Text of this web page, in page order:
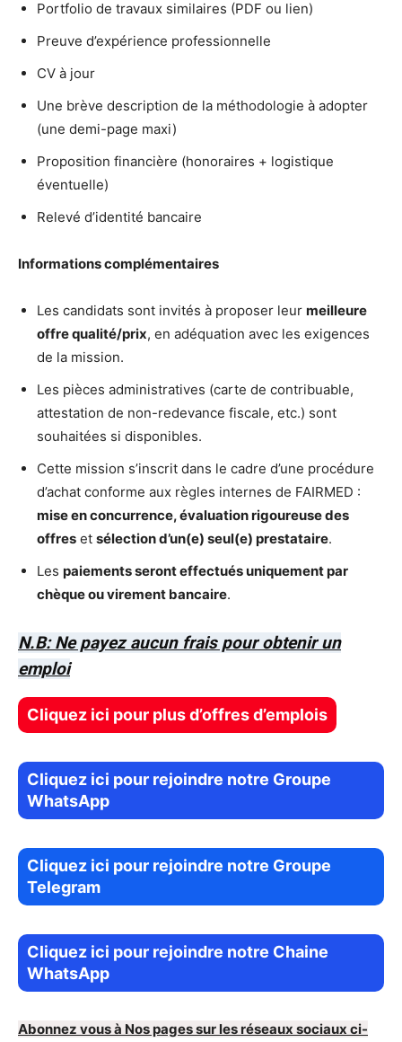
Portfolio de travaux similaires (PDF ou lien)
Preuve d’expérience professionnelle
CV à jour
Une brève description de la méthodologie à adopter
(une demi-page maxi)
Proposition financière (honoraires + logistique
éventuelle)
Relevé d’identité bancaire
Informations complémentaires
Les candidats sont invités à proposer leur meilleure
offre qualité/prix, en adéquation avec les exigences
de la mission.
Les pièces administratives (carte de contribuable,
attestation de non-redevance fiscale, etc.) sont
souhaitées si disponibles.
Cette mission s’inscrit dans le cadre d’une procédure
d’achat conforme aux règles internes de FAIRMED :
mise en concurrence, évaluation rigoureuse des
offres et sélection d’un(e) seul(e) prestataire.
Les paiements seront effectués uniquement par
chèque ou virement bancaire.
N.B: Ne payez aucun frais pour obtenir un
emploi
Cliquez ici pour plus d’offres d’emplois
Cliquez ici pour rejoindre notre Groupe
WhatsApp
Cliquez ici pour rejoindre notre Groupe
Telegram
Cliquez ici pour rejoindre notre Chaine
WhatsApp
Abonnez vous à Nos pages sur les réseaux sociaux ci-